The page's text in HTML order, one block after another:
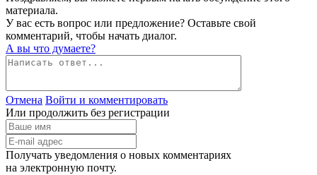
материала.
У вас есть вопрос или предложение? Оставьте свой
комментарий, чтобы начать диалог.
А вы что думаете?
Отмена Войти и комментировать
Или продолжить без регистрации
Получать уведомления о новых комментариях
на электронную почту.